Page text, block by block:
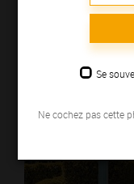
Se
Ne cochez pas cette
Le